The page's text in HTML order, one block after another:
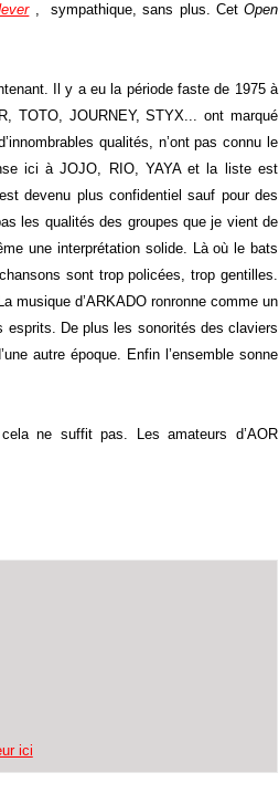
, sympathique, sans plus. CetOpen
Il y a eu la période faste de 1975 à
TOTO, JOURNEY, STYX... ont marqué
qualités, n’ont pas connu le
ici à JOJO, RIO, YAYA et la liste est
devenu plus confidentiel sauf pour des
les qualités des groupes que je vient de
une interprétation solide. Là où le bats
sont trop policées, trop gentilles.
musique d’ARKADO ronronne comme un
esprits. De plus les sonorités des claviers
autre époque. Enfin l’ensemble sonne
ne suffit pas. Les amateurs d’AOR
ici